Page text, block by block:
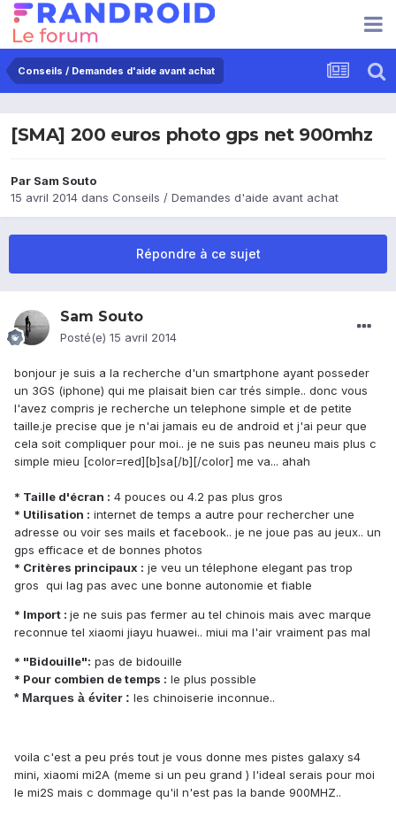
Conseils / Demandes d'aide avant achat
[SMA] 200 euros photo gps net 900mhz
Par Sam Souto
15 avril 2014 dans Conseils / Demandes d'aide avant achat
Répondre à ce sujet
Sam Souto
Posté(e) 15 avril 2014
bonjour je suis a la recherche d'un smartphone ayant posseder
un 3GS (iphone) qui me plaisait bien car trés simple.. donc vous
l'avez compris je recherche un telephone simple et de petite
taille.je precise que je n'ai jamais eu de android et j'ai peur que
cela soit compliquer pour moi.. je ne suis pas neuneu mais plus c
simple mieu [color=red][b]sa[/b][/color] me va... ahah
* Taille d'écran : 4 pouces ou 4.2 pas plus gros
* Utilisation : internet de temps a autre pour rechercher une
adresse ou voir ses mails et facebook.. je ne joue pas au jeux.. un
gps efficace et de bonnes photos
* Critères principaux : je veu un télephone elegant pas trop
gros qui lag pas avec une bonne autonomie et fiable
* Import : je ne suis pas fermer au tel chinois mais avec marque
reconnue tel xiaomi jiayu huawei.. miui ma l'air vraiment pas mal
* "Bidouille": pas de bidouille
* Pour combien de temps : le plus possible
* Marques à éviter : les chinoiserie inconnue..
voila c'est a peu prés tout je vous donne mes pistes galaxy s4
mini, xiaomi mi2A (meme si un peu grand ) l'ideal serais pour moi
le mi2S mais c dommage qu'il n'est pas la bande 900MHZ..